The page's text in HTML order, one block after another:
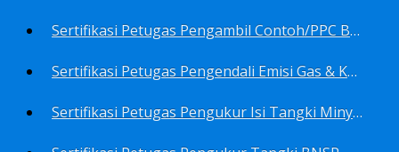
Sertifikasi Petugas Pengambil Contoh/PPC BNSP
Sertifikasi Petugas Pengendali Emisi Gas & Kebisingan Industri Migas BNSP
Sertifikasi Petugas Pengukur Isi Tangki Minyak Bumi dan Hasil Olahan BNSP